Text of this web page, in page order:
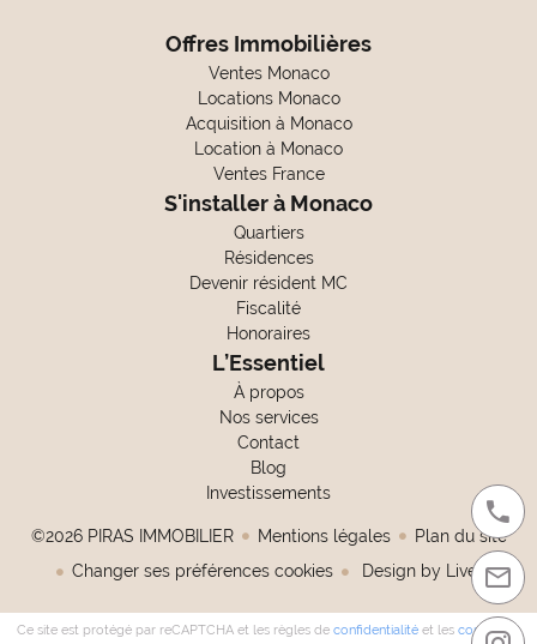
Offres Immobilières
Ventes Monaco
Locations Monaco
Acquisition à Monaco
Location à Monaco
Ventes France
S'installer à Monaco
Quartiers
Résidences
Devenir résident MC
Fiscalité
Honoraires
L’Essentiel
À propos
Nos services
Contact
Blog
Investissements
©2026 PIRAS IMMOBILIER Mentions légales
Plan du site
Changer ses préférences cookies
Design by Livein
Ce site est protégé par reCAPTCHA et les règles de confidentialité et les conditions